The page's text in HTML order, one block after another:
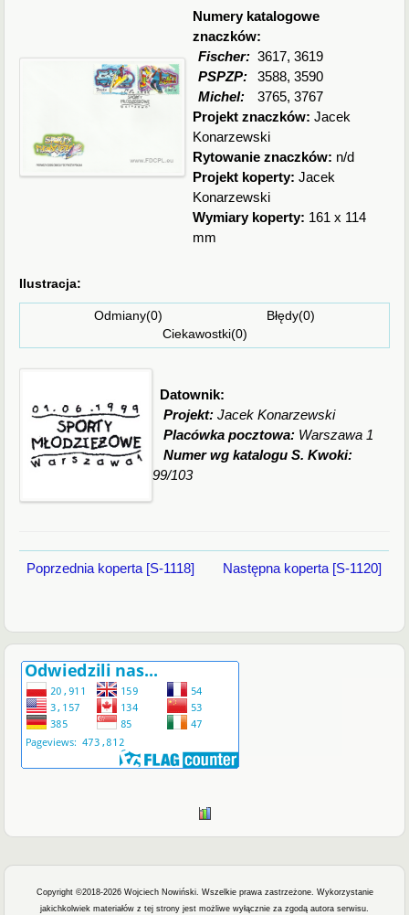
Numery katalogowe
znaczków:
Fischer: 3617, 3619
PSPZP:
3588, 3590
Michel:
3765, 3767
Projekt znaczków:Jacek
Konarzewski
Rytowanie znaczków: n/d
Projekt koperty:Jacek
Konarzewski
Wymiary koperty: 161 x 114
mm
Ilustracja:
Odmiany(0) Błędy(0)
Ciekawostki(0)
Datownik:
Projekt:Jacek Konarzewski
Placówka pocztowa: Warszawa 1
Numer wg katalogu S. Kwoki:
99/103
Poprzednia koperta [S-1118] Następna koperta [S-1120]
Copyright ©2018-2026 Wojciech Nowiński. Wszelkie prawa zastrzeżone. Wykorzystanie
jakichkolwiek materiałów z tej strony jest możliwe wyłącznie za zgodą autora serwisu.